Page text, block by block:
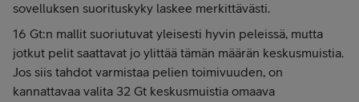
sovelluksen suorituskyky laskee merkittävästi.
16 Gt:n mallit suoriutuvat yleisesti hyvin peleissä, mutta
jotkut pelit saattavat jo ylittää tämän määrän keskusmuistia.
Jos siis tahdot varmistaa pelien toimivuuden, on
kannattavaa valita 32 Gt keskusmuistia omaava